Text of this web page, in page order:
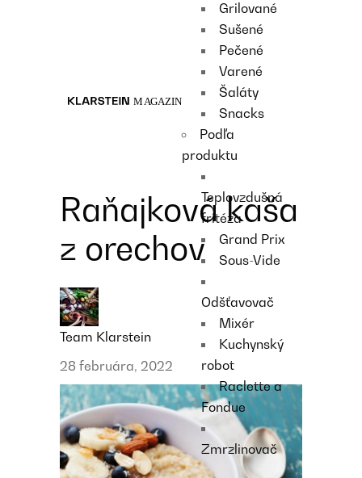
Grilované
Sušené
Pečené
Varené
Šaláty
Snacks
Podľa
produktu
Teplovzdušná
fritéza
Grand Prix
Sous-Vide
Odšťavovač
Mixér
Kuchynský
robot
Raclette a
Fondue
Zmrzlinovač
Raňajková kaša
z orechov
Team Klarstein
28 februára, 2022